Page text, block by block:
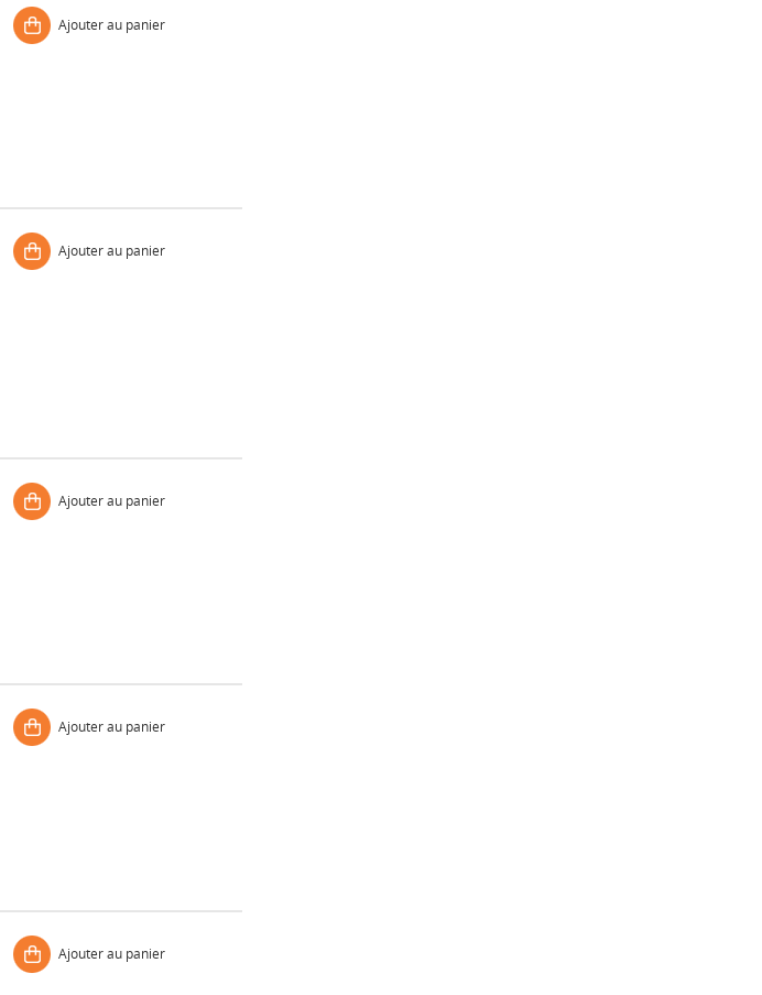
Ajouter au panier
Ajouter au panier
Ajouter au panier
Ajouter au panier
Ajouter au panier